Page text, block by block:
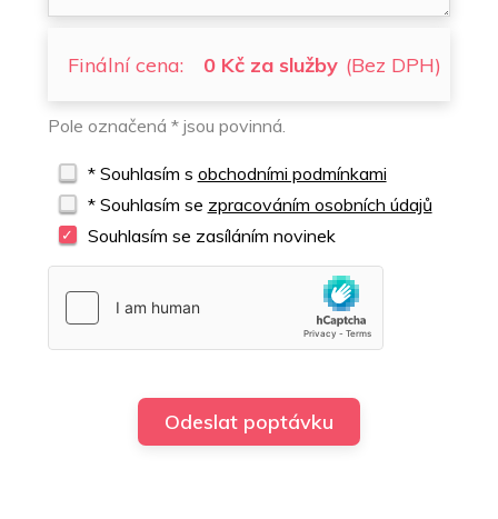
Finální cena: 0 Kč za služby (Bez DPH)
Pole označená * jsou povinná.
* Souhlasím s obchodními podmínkami
* Souhlasím se zpracováním osobních údajů
Souhlasím se zasíláním novinek